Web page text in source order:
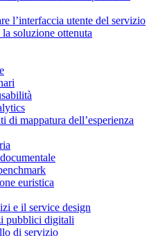
l’interfaccia utente del servizio
soluzione ottenuta
di mappatura dell’esperienza
euristica
e il service design
pubblici digitali
di servizio